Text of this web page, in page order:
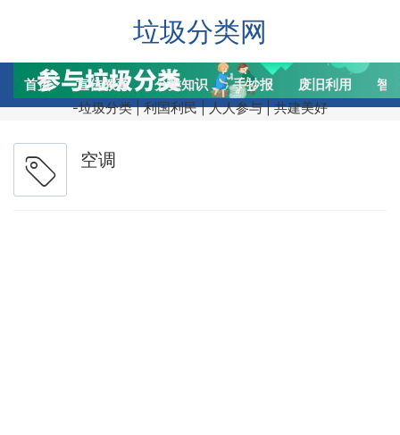
垃圾分类网
-垃圾分类 | 利国利民 | 人人参与 | 共建美好
首页 宣传教育 分类知识 手抄报 废旧利用 智
空调